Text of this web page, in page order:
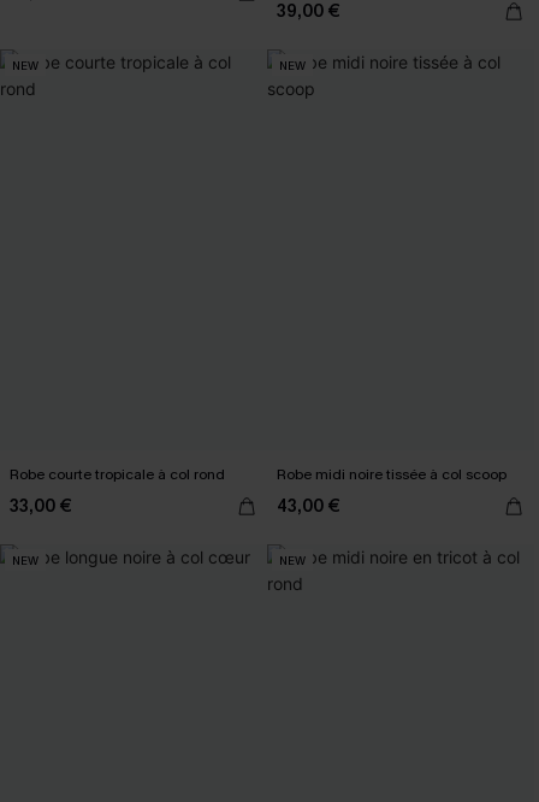
39,00 €
NEW
Robe courte tropicale à col rond
33,00 €
NEW
Robe midi noire tissée à col scoop
43,00 €
NEW NEW